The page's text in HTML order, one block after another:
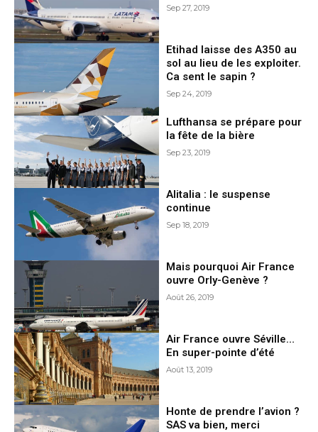
Sep 27, 2019
Etihad laisse des A350 au
sol au lieu de les exploiter.
Ca sent le sapin ?
Sep 24, 2019
Lufthansa se prépare pour
la fête de la bière
Sep 23, 2019
Alitalia : le suspense
continue
Sep 18, 2019
Mais pourquoi Air France
ouvre Orly-Genève ?
Août 26, 2019
Air France ouvre Séville…
En super-pointe d’été
Août 13, 2019
Honte de prendre l’avion ?
SAS va bien, merci